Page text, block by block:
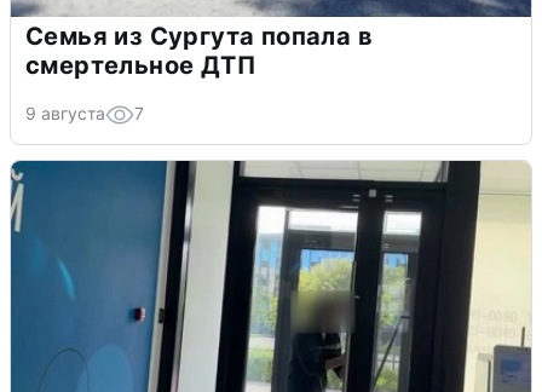
Семья из Сургута попала в
смертельное ДТП
9 августа 7